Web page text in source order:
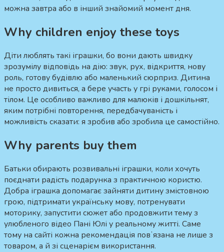
можна завтра або в інший знайомий момент дня.
Why children enjoy these toys
Діти люблять такі іграшки, бо вони дають швидку
зрозумілу відповідь на дію: звук, рух, відкриття, нову
роль, готову будівлю або маленький сюрприз. Дитина
не просто дивиться, а бере участь у грі руками, голосом і
тілом. Це особливо важливо для малюків і дошкільнят,
яким потрібні повторення, передбачуваність і
можливість сказати: я зробив або зробила це самостійно.
Why parents buy them
Батьки обирають розвивальні іграшки, коли хочуть
поєднати радість подарунка з практичною користю.
Добра іграшка допомагає зайняти дитину змістовною
грою, підтримати українську мову, потренувати
моторику, запустити сюжет або продовжити тему з
улюбленого відео Пані Юлі у реальному житті. Саме
тому на сайті кожна рекомендація повʼязана не лише з
товаром, а й зі сценарієм використання.